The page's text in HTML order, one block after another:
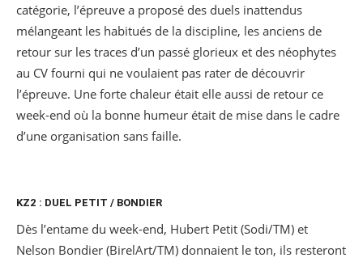
catégorie, l’épreuve a proposé des duels inattendus
mélangeant les habitués de la discipline, les anciens de
retour sur les traces d’un passé glorieux et des néophytes
au CV fourni qui ne voulaient pas rater de découvrir
l’épreuve. Une forte chaleur était elle aussi de retour ce
week-end où la bonne humeur était de mise dans le cadre
d’une organisation sans faille.
KZ2 : DUEL PETIT / BONDIER
Dès l’entame du week-end, Hubert Petit (Sodi/TM) et
Nelson Bondier (BirelArt/TM) donnaient le ton, ils resteront